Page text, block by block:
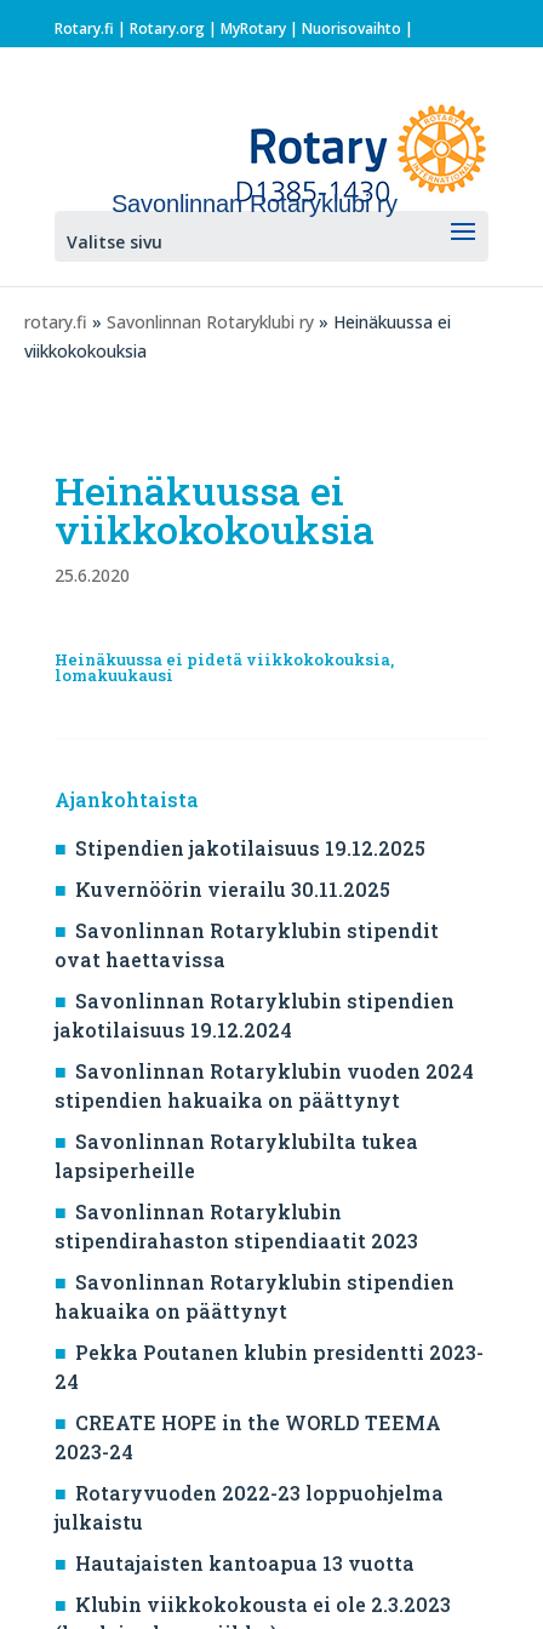
Rotary.fi | Rotary.org| MyRotary | Nuorisovaihto |
Savonlinnan Rotaryklubi ry
Valitse sivu
rotary.fi » Savonlinnan Rotaryklubi ry » Heinäkuussa ei
viikkokokouksia
Heinäkuussa ei
viikkokokouksia
25.6.2020
Heinäkuussa ei pidetä viikkokokouksia,
lomakuukausi
Ajankohtaista
Stipendien jakotilaisuus 19.12.2025
Kuvernöörin vierailu 30.11.2025
Savonlinnan Rotaryklubin stipendit
ovat haettavissa
Savonlinnan Rotaryklubin stipendien
jakotilaisuus 19.12.2024
Savonlinnan Rotaryklubin vuoden 2024
stipendien hakuaika on päättynyt
Savonlinnan Rotaryklubilta tukea
lapsiperheille
Savonlinnan Rotaryklubin
stipendirahaston stipendiaatit 2023
Savonlinnan Rotaryklubin stipendien
hakuaika on päättynyt
Pekka Poutanen klubin presidentti 2023-
24
CREATE HOPE in the WORLD TEEMA
2023-24
Rotaryvuoden 2022-23 loppuohjelma
julkaistu
Hautajaisten kantoapua 13 vuotta
Klubin viikkokokousta ei ole 2.3.2023